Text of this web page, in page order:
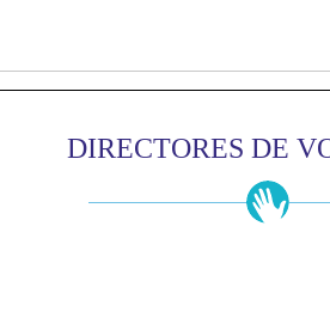
DIRECTORES DE